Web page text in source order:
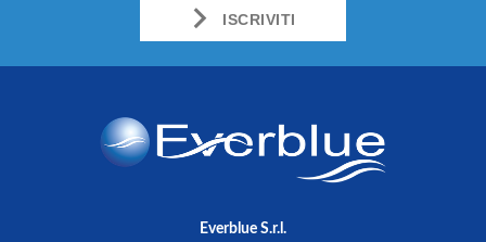
ISCRIVITI
Everblue S.r.l.